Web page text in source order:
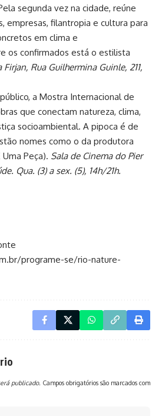
segunda vez na cidade, reúne
empresas, filantropia e cultura para
em clima e
os confirmados está o estilista
Firjan, Rua Guilhermina Guinle, 211,
a Mostra Internacional de
que conectam natureza, clima,
socioambiental. A pipoca é de
nomes como o da produtora
Peça). Sala de Cinema do Pier
Qua. (3) a sex. (5), 14h/21h.
programe-se/rio-nature-
publicado. Campos obrigatórios são marcados com